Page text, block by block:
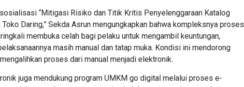
“Mitigasi Risiko dan Titik Kritis Penyelenggaraan Katalog
Daring,” Sekda Asrun mengungkapkan bahwa kompleksnya proses
membuka celah bagi pelaku untuk mengambil keuntungan,
masih manual dan tatap muka. Kondisi ini mendorong
proses dari manual menjadi elektronik.
juga mendukung program UMKM go digital melalui proses e-